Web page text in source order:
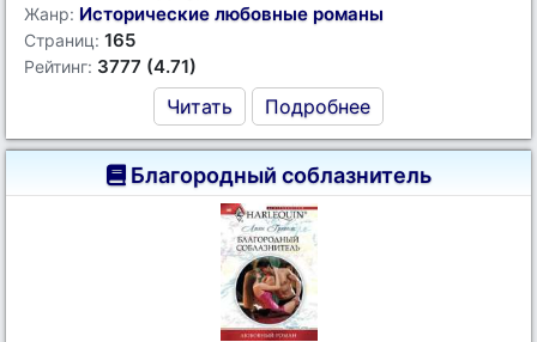
Жанр: Исторические любовные романы
Страниц: 165
Рейтинг: 3777 (4.71)
Читать Подробнее
Благородный соблазнитель